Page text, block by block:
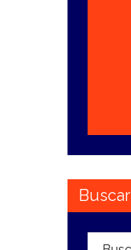
Buscar
Buscar: